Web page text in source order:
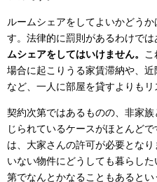
ルームシェアをしてよいかどう
す。法律的に罰則があるわけでは
ムシェアをしてはいけません。 こ
場合に起こりうる家賃滞納や、
など、一人に部屋を貸すよりもリ
契約次第ではあるものの、非家
じられているケースがほとんど
は、大家さんの許可が必要とな
いない物件にどうしても暮らし
第でなんとかなることもあると